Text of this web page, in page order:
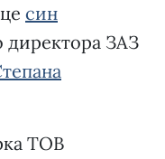
син
директора ЗАЗ
ТОВ